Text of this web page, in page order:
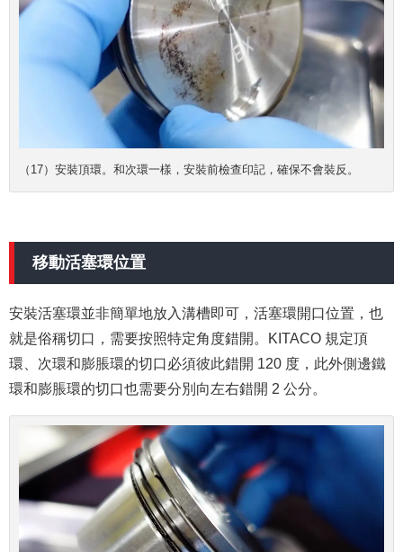
（17）安裝頂環。和次環一樣，安裝前檢查印記，確保不會裝反。
移動活塞環位置
安裝活塞環並非簡單地放入溝槽即可，活塞環開口位置，也
就是俗稱切口，需要按照特定角度錯開。KITACO 規定頂
環、次環和膨脹環的切口必須彼此錯開 120 度，此外側邊鐵
環和膨脹環的切口也需要分別向左右錯開 2 公分。